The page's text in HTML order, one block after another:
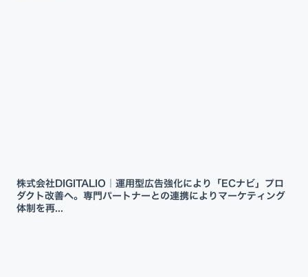
株式会社DIGITALIO｜運用型広告強化により「ECナビ」プロ
ダクト改善へ。専門パートナーとの連携によりマーケティング
体制を再...